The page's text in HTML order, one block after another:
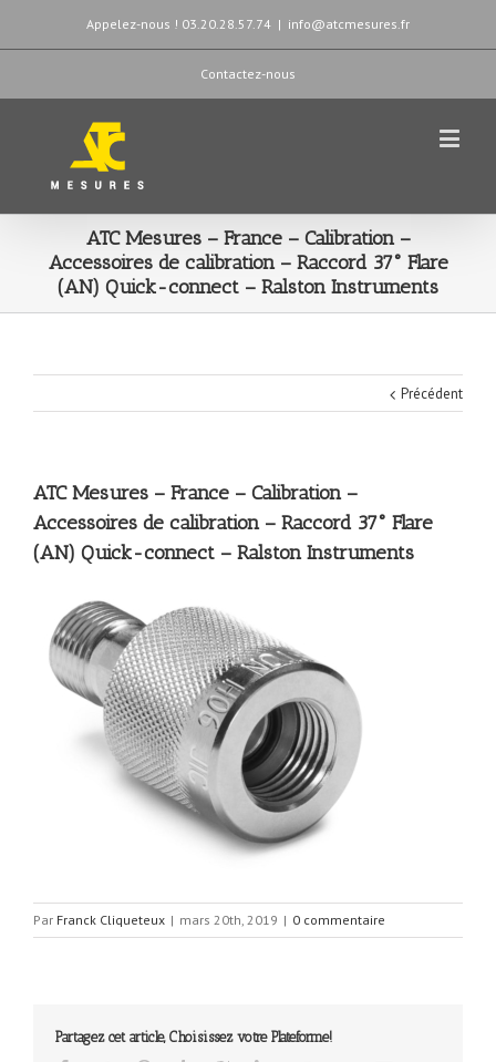
Appelez-nous ! 03.20.28.57.74 | info@atcmesures.fr
Contactez-nous
ATC Mesures – France – Calibration –
Accessoires de calibration – Raccord 37° Flare
(AN) Quick-connect – Ralston Instruments
Précédent
ATC Mesures – France – Calibration –
Accessoires de calibration – Raccord 37° Flare
(AN) Quick-connect – Ralston Instruments
Par Franck Cliqueteux | mars 20th, 2019 | 0 commentaire
Partagez cet article, Choisissez votre Plateforme!